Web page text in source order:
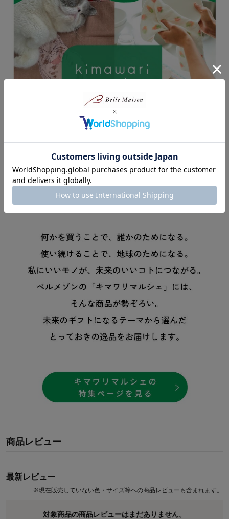
他にもあります岐阜県関市の職人による「ペティナイフ」
他にもあります岐阜県関市の職人による「パン切り包丁」
＊エシカルセレクトショップ「キマワリマルシェ」
人・地域・地球のためになる、未来にいいコトはじめませんか？
「キマワリマルシェ」の特集ページ
商品レビュー
最新レビュー
※現在販売していない色・サイズ等への商品レビューも含まれます。
対象商品の商品レビューはまだありません。